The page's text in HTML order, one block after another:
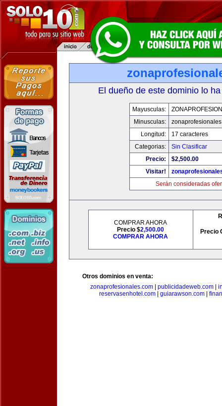
El dueño de este dominio lo
Mayusculas:
Minusculas:
Longitud:
17 caracteres
Categorias:
Sin Clasificar
Precio:
$2,500.00
Visitar!
Serán consideradas
COMPRAR AHORA
Precio $2,500.00
COMPRAR AHORA
Precio
Otros dominios en venta:
zonaprofesionales.com| publicidadeweb.com|
reservasenhotel.com
guiarawson.com